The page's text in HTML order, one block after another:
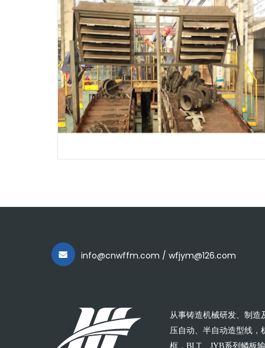
info@cnwffm.com / wfjym@126.com
从事铸造机械研发、制造
压自动、半自动造型线，
框，BLT、JYB系列鳞板